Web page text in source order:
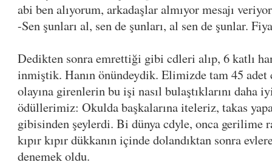
abi ben alıyorum, arkadaşlar almıyor mesajı
-Sen şunları al, sen de şunları, al sen de şunlar.
Dedikten sonra emrettiği gibi cdleri alıp, 6 katlı
inmiştik. Hanın önündeydik. Elimizde tam 45 adet
olayına girenlerin bu işi nasıl bulaştıklarını daha
ödüllerimiz: Okulda başkalarına iteleriz, takas
gibisinden şeylerdi. Bi dünya cdyle, onca gerilime
kıpır kıpır dükkanın içinde dolandıktan sonra
denemek oldu.